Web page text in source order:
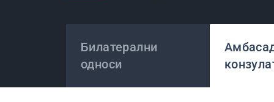
Билатерални
односи